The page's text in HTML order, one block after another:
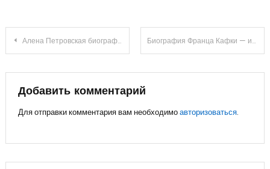
Навигация
записям
Алена Петровская биография — интересные факты, достижения, семья и карьера Биография Франца Кафки — история детства, величие творчества и загадочная личная жизнь
Добавить комментарий
Для отправки комментария вам необходимоавторизоваться.